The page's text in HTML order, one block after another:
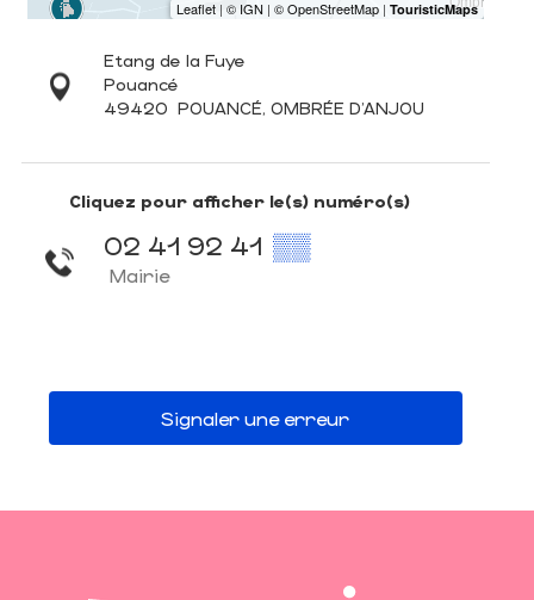
Etang de la Fuye
Pouancé
49420 POUANCÉ, OMBRÉE D'ANJOU
Cliquez pour afficher le(s) numéro(s)
02 41 92 41 ▒▒
Mairie
Signaler une erreur